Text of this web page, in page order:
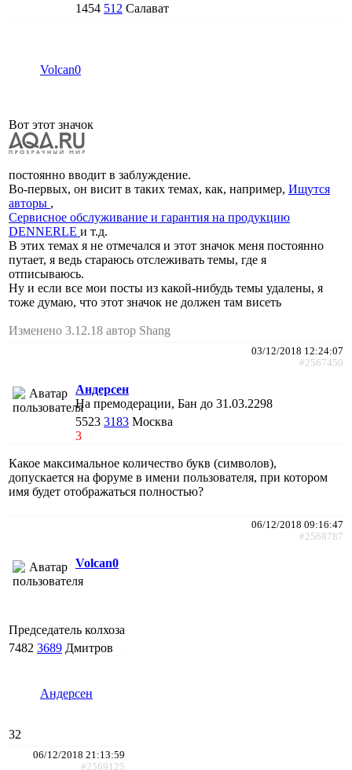
1454 512 Салават
Volcan0
Вот этот значок
постоянно вводит в заблуждение.
Во-первых, он висит в таких темах, как, например, Ищутся
авторы ,
Сервисное обслуживание и гарантия на продукцию
DENNERLE и т.д.
В этих темах я не отмечался и этот значок меня постоянно
путает, я ведь стараюсь отслеживать темы, где я
отписываюсь.
Ну и если все мои посты из какой-нибудь темы удалены, я
тоже думаю, что этот значок не должен там висеть
Изменено 3.12.18 автор Shang
03/12/2018 12:24:07
#2567450
Андерсен
На премодерации, Бан до 31.03.2298
5523 3183 Москва
3
Какое максимальное количество букв (символов),
допускается на форуме в имени пользователя, при котором
имя будет отображаться полностью?
06/12/2018 09:16:47
#2568787
Volcan0
Председатель колхоза
7482 3689 Дмитров
Андерсен
32
06/12/2018 21:13:59
#2569125